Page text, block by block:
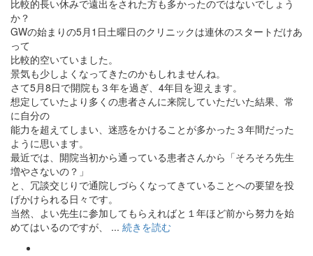
比較的長い休みで遠出をされた方も多かったのではないでしょう
か？
GWの始まりの5月1日土曜日のクリニックは連休のスタートだけあ
って
比較的空いていました。
景気も少しよくなってきたのかもしれませんね。
さて5月8日で開院も３年を過ぎ、4年目を迎えます。
想定していたより多くの患者さんに来院していただいた結果、常
に自分の
能力を超えてしまい、迷惑をかけることが多かった３年間だった
ように思います。
最近では、開院当初から通っている患者さんから「そろそろ先生
増やさないの？」
と、冗談交じりで通院しづらくなってきていることへの要望を投
げかけられる日々です。
当然、よい先生に参加してもらえればと１年ほど前から努力を始
めてはいるのですが、 ... 続きを読む